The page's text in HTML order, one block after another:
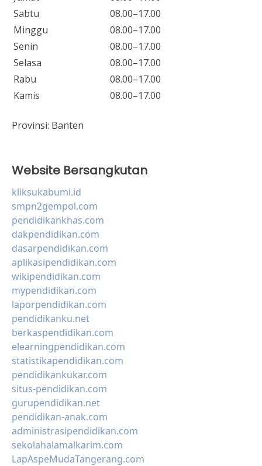
Sabtu
08.00–17.00
Minggu
08.00–17.00
Senin
08.00–17.00
Selasa
08.00–17.00
Rabu
08.00–17.00
Kamis
08.00–17.00
Provinsi: Banten
Website Bersangkutan
kliksukabumi.id
smpn2gempol.com
pendidikankhas.com
dakpendidikan.com
dasarpendidikan.com
aplikasipendidikan.com
wikipendidikan.com
mypendidikan.com
laporpendidikan.com
pendidikanku.net
berkaspendidikan.com
elearningpendidikan.com
statistikapendidikan.com
pendidikankukar.com
situs-pendidikan.com
gurupendidikan.net
pendidikan-anak.com
administrasipendidikan.com
sekolahalamalkarim.com
LapAspeMudaTangerang.com